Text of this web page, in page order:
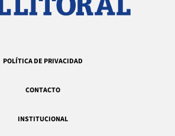
POLÍTICA DE PRIVACIDAD
CONTACTO
INSTITUCIONAL